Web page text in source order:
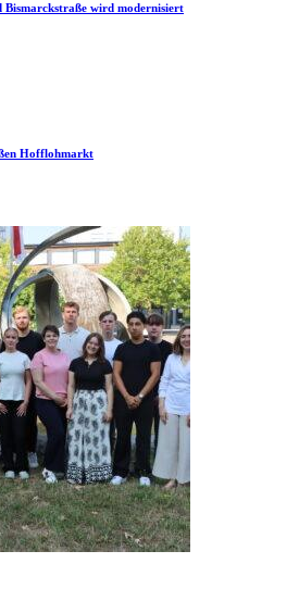
Bismarckstraße wird modernisiert
Hofflohmarkt